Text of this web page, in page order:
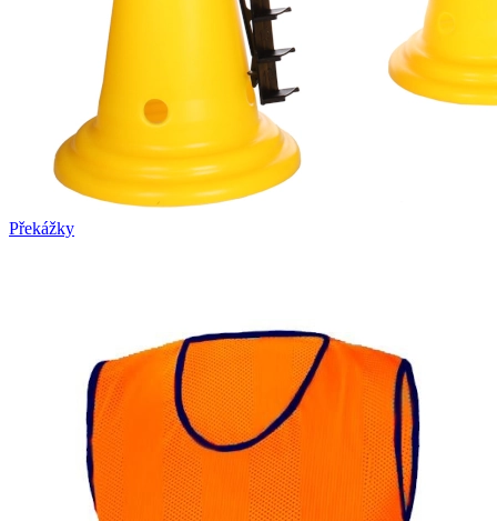
Překážky